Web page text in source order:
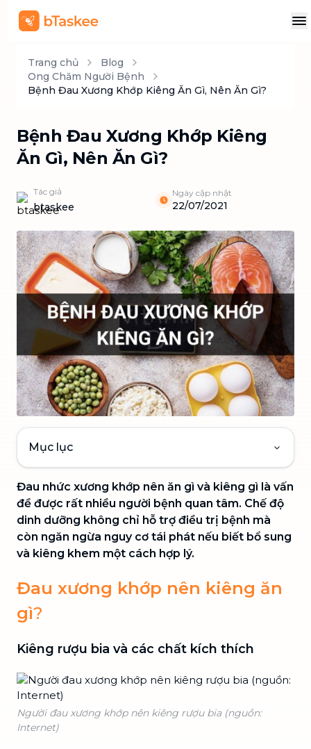
Trang chủ
Blog
Ong Chăm Người Bệnh
Bệnh Đau Xương Khớp Kiêng Ăn Gì, Nên Ăn Gì?
Bệnh Đau Xương Khớp Kiêng
Ăn Gì, Nên Ăn Gì?
Tác giả
btaskee
Ngày cập nhật
22/07/2021
Mục lục
Đau nhức xương khớp nên ăn gì và kiêng gì là vấn
đề được rất nhiều người bệnh quan tâm. Chế độ
dinh dưỡng không chỉ hỗ trợ điều trị bệnh mà
còn ngăn ngừa nguy cơ tái phát nếu biết bổ sung
và kiêng khem một cách hợp lý.
Đau xương khớp nên kiêng ăn
gì?
Kiêng rượu bia và các chất kích thích
Người đau xương khớp nên kiêng rượu bia (nguồn:
Internet)